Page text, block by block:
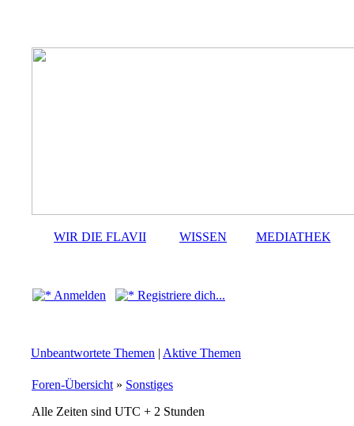
WIR DIE FLAVII WISSEN MEDIATHEK
Anmelden Registriere dich...
Unbeantwortete Themen | Aktive Themen
Foren-Übersicht » Sonstiges
Alle Zeiten sind UTC + 2 Stunden